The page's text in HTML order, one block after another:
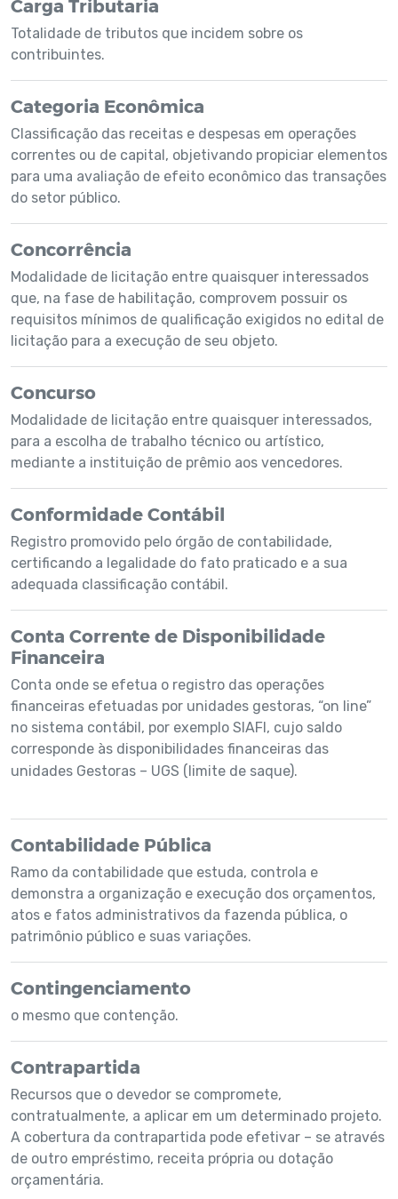
Carga Tributaria
Totalidade de tributos que incidem sobre os
contribuintes.
Categoria Econômica
Classificação das receitas e despesas em operações
correntes ou de capital, objetivando propiciar elementos
para uma avaliação de efeito econômico das transações
do setor público.
Concorrência
Modalidade de licitação entre quaisquer interessados
que, na fase de habilitação, comprovem possuir os
requisitos mínimos de qualificação exigidos no edital de
licitação para a execução de seu objeto.
Concurso
Modalidade de licitação entre quaisquer interessados,
para a escolha de trabalho técnico ou artístico,
mediante a instituição de prêmio aos vencedores.
Conformidade Contábil
Registro promovido pelo órgão de contabilidade,
certificando a legalidade do fato praticado e a sua
adequada classificação contábil.
Conta Corrente de Disponibilidade
Financeira
Conta onde se efetua o registro das operações
financeiras efetuadas por unidades gestoras, “on line”
no sistema contábil, por exemplo SIAFI, cujo saldo
corresponde às disponibilidades financeiras das
unidades Gestoras – UGS (limite de saque).
Contabilidade Pública
Ramo da contabilidade que estuda, controla e
demonstra a organização e execução dos orçamentos,
atos e fatos administrativos da fazenda pública, o
patrimônio público e suas variações.
Contingenciamento
o mesmo que contenção.
Contrapartida
Recursos que o devedor se compromete,
contratualmente, a aplicar em um determinado projeto.
A cobertura da contrapartida pode efetivar – se através
de outro empréstimo, receita própria ou dotação
orçamentária.